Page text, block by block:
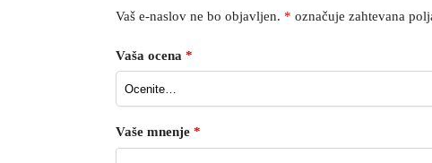
Vaš e-naslov ne bo objavljen. * označuje zahtevana
Vaša ocena *
Vaše mnenje *